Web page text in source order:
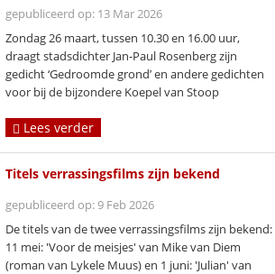
gepubliceerd op: 13 Mar 2026
Zondag 26 maart, tussen 10.30 en 16.00 uur,
draagt stadsdichter Jan-Paul Rosenberg zijn
gedicht ‘Gedroomde grond’ en andere gedichten
voor bij de bijzondere Koepel van Stoop
Lees verder
Titels verrassingsfilms zijn bekend
gepubliceerd op: 9 Feb 2026
De titels van de twee verrassingsfilms zijn bekend:
11 mei: 'Voor de meisjes' van Mike van Diem
(roman van Lykele Muus) en 1 juni: 'Julian' van